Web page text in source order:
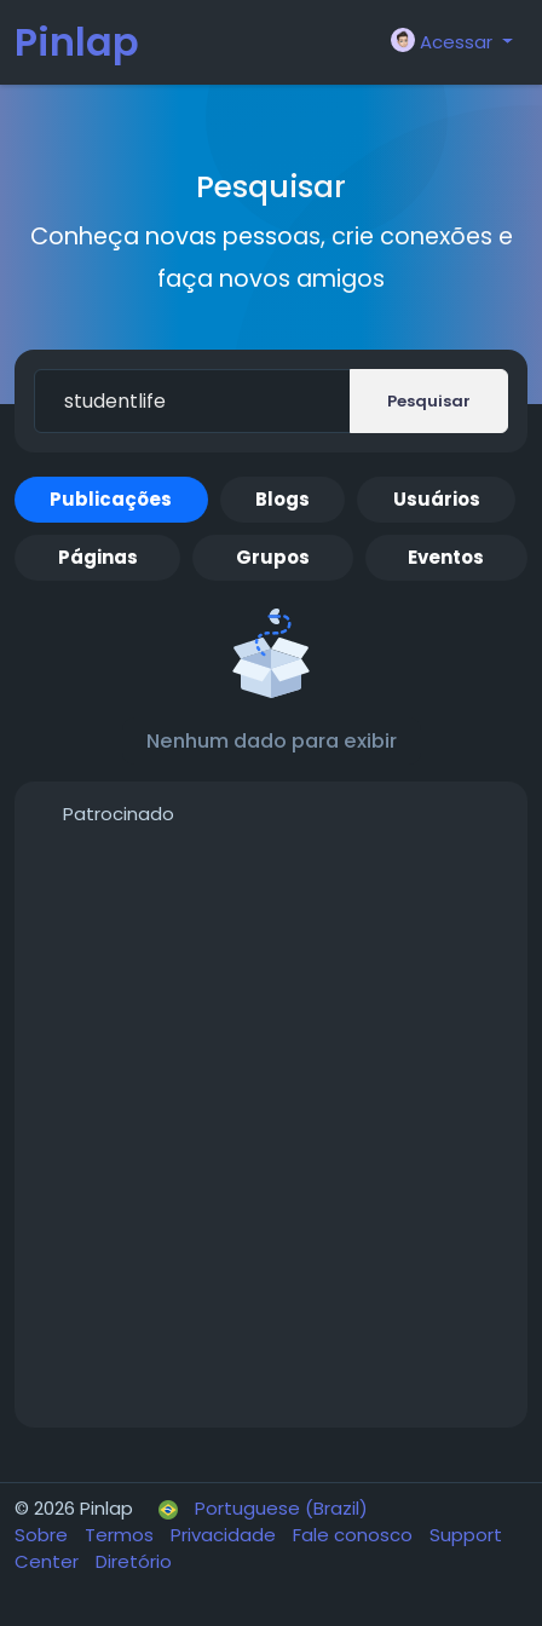
Pinlap Acessar
Pesquisar
Conheça novas pessoas, crie conexões e
faça novos amigos
Pesquisar
Publicações Blogs Usuários
Páginas Grupos Eventos
Nenhum dado para exibir
Patrocinado
© 2026 Pinlap
Portuguese (Brazil)
Sobre
Termos Privacidade Fale conosco
Support
Center
Diretório